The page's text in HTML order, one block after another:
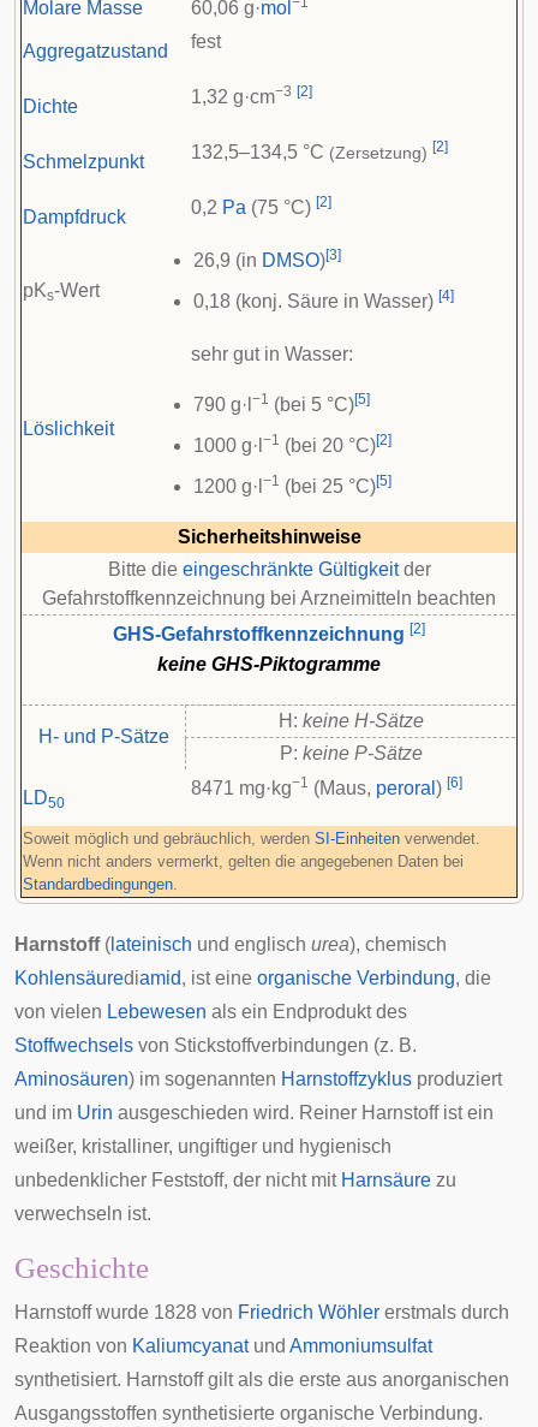
Molare Masse
60,06 g·mol
Aggregatzustand fest
Dichte 1,32 g·cm−3 [2]
Schmelzpunkt 132,5–134,5 °C (Zersetzung) [2]
Dampfdruck 0,2 Pa (75 °C) [2]
pKs-Wert
26,9 (in DMSO)[3]
0,18 (konj. Säure in Wasser) [4]
Löslichkeit
sehr gut in Wasser:
790 g·l −1 (bei 5 °C)[5]
1000 g·l −1 (bei 20 °C)[2]
1200 g·l −1 (bei 25 °C)[5]
Sicherheitshinweise
Bitte die eingeschränkte Gültigkeitder
Gefahrstoffkennzeichnung bei Arzneimitteln beachten
GHS-Gefahrstoffkennzeichnung [2]
keine GHS-Piktogramme
H- und P-Sätze
H: keine H-Sätze
P: keine P-Sätze
LD50
8471 mg·kg−1 (Maus, peroral ) [6]
Soweit möglich und gebräuchlich, werden SI-Einheiten verwendet.
Wenn nicht anders vermerkt, gelten die angegebenen Daten bei
Standardbedingungen.
Harnstoff( lateinisch und englisch urea), chemisch
Kohlensäurediamid, ist eine organische Verbindung, die
von vielen Lebewesen als ein Endprodukt des
Stoffwechsels von Stickstoffverbindungen (z. B.
Aminosäuren) im sogenannten Harnstoffzyklus produziert
und im Urin ausgeschieden wird. Reiner Harnstoff ist ein
weißer, kristalliner, ungiftiger und hygienisch
unbedenklicher Feststoff, der nicht mit Harnsäure zu
verwechseln ist.
Geschichte
Harnstoff wurde 1828 von Friedrich Wöhler erstmals durch
Reaktion von Kaliumcyanatund Ammoniumsulfat
synthetisiert. Harnstoff gilt als die erste aus anorganischen
Ausgangsstoffen synthetisierte organische Verbindung.